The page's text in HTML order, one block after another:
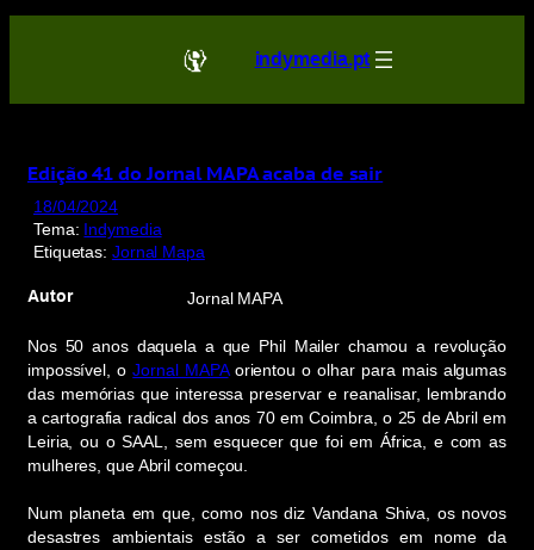
Saltar
conteúdo
indymedia.pt
Edição 41 do Jornal MAPA acaba de sair
18/04/2024
Tema: Indymedia
Etiquetas: Jornal Mapa
Autor Jornal MAPA
Nos 50 anos daquela a que Phil Mailer chamou a revolução
impossível, oJornal MAPAorientou o olhar para mais algumas
das memórias que interessa preservar e reanalisar, lembrando
a cartografia radical dos anos 70 em Coimbra, o 25 de Abril em
Leiria, ou o SAAL, sem esquecer que foi em África, e com as
mulheres, que Abril começou.
Num planeta em que, como nos diz Vandana Shiva, os novos
desastres ambientais estão a ser cometidos em nome da